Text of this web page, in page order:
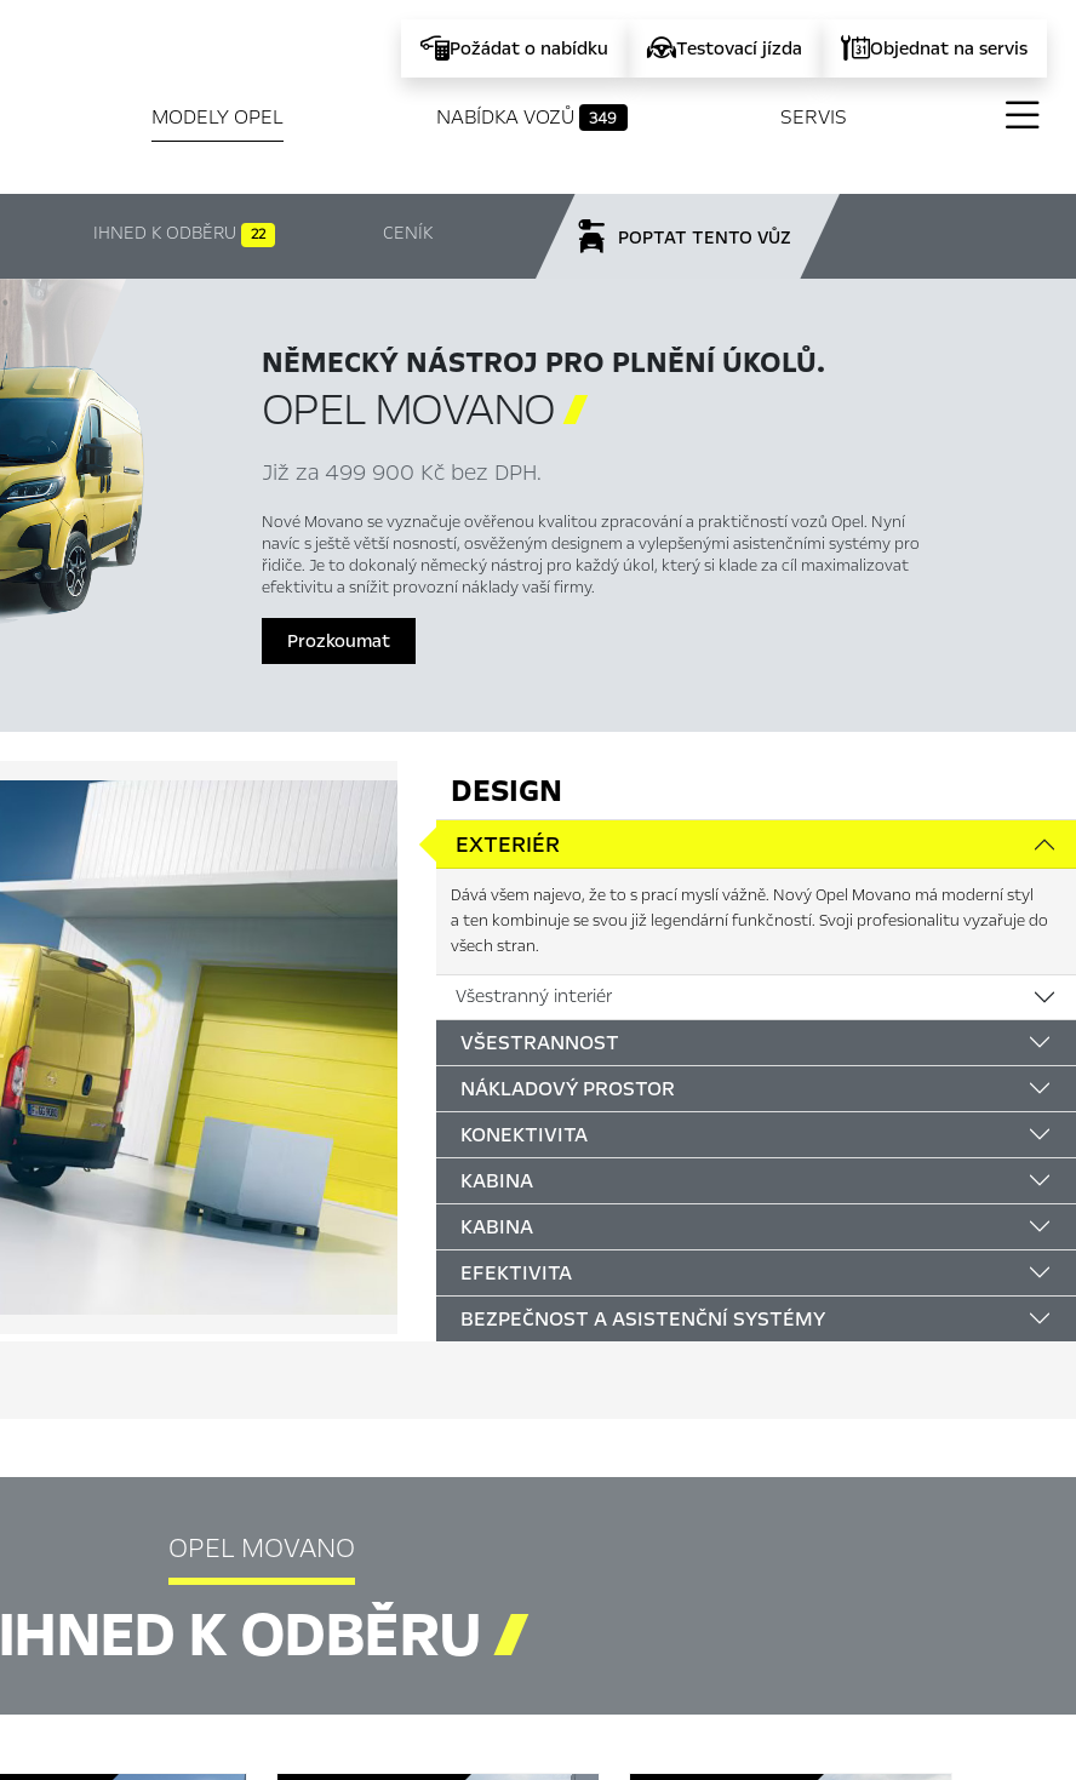
Požádat o nabídku Testovací jízda Objednat na servis
MODELY OPEL NABÍDKA VOZŮ 349 SERVIS
IHNED K ODBĚRU 22 CENÍK POPTAT TENTO VŮZ
NĚMECKÝ NÁSTROJ PRO PLNĚNÍ ÚKOLŮ.
OPEL MOVANO
Již za 499 900 Kč bez DPH.
Nové Movano se vyznačuje ověřenou kvalitou zpracování a praktičností vozů Opel. Nyní
navíc s ještě větší nosností, osvěženým designem a vylepšenými asistenčními systémy pro
řidiče. Je to dokonalý německý nástroj pro každý úkol, který si klade za cíl maximalizovat
efektivitu a snížit provozní náklady vaší firmy.
Prozkoumat
DESIGN
EXTERIÉR
Dává všem najevo, že to s prací myslí vážně. Nový Opel Movano má moderní styl
a ten kombinuje se svou již legendární funkčností. Svoji profesionalitu vyzařuje do
všech stran.
Všestranný interiér
VŠESTRANNOST
NÁKLADOVÝ PROSTOR
KONEKTIVITA
KABINA
KABINA
EFEKTIVITA
BEZPEČNOST A ASISTENČNÍ SYSTÉMY
OPEL MOVANO
IHNED K ODBĚRU